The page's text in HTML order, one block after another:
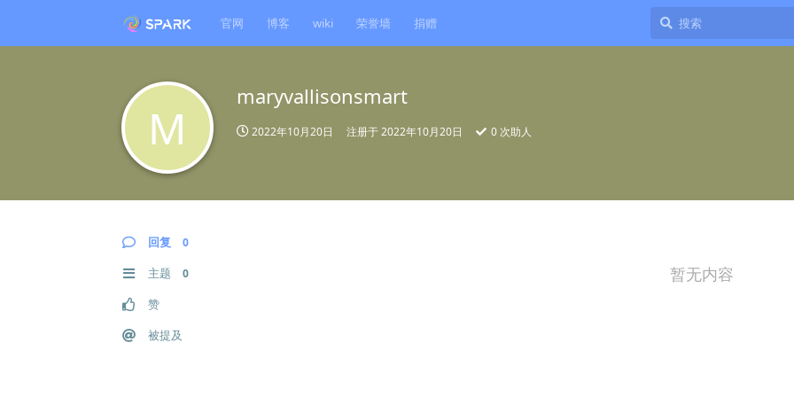
官网 博客 wiki 荣誉墙 捐赠
M
maryvallisonsmart
2022年10月20日 注册于2022年10月20日 0 次助人
回复 0
主题 0
赞
被提及
暂无内容